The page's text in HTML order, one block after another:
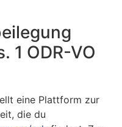
1 ODR-VO
eine Plattform zur
die du